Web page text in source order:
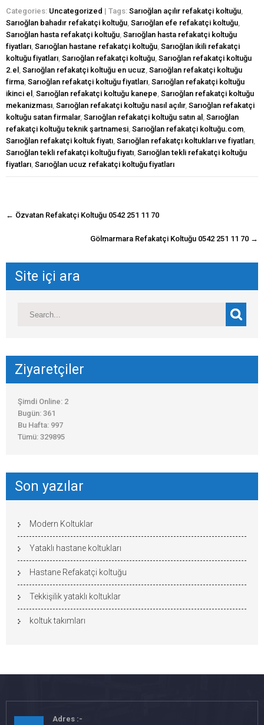
Categories: Uncategorized | Tags: Sarıoğlan açılır refakatçi koltuğu
Sarıoğlan bahadır refakatçi koltuğu Sarıoğlan efe refakatçi koltuğu
Sarıoğlan hasta refakatçi koltuğu Sarıoğlan hasta refakatçi koltuğu
fiyatları Sarıoğlan hastane refakatçi koltuğu Sarıoğlan ikili refakatçi
koltuğu fiyatları Sarıoğlan refakatçi koltuğu Sarıoğlan refakatçi koltuğu
2.el
Sarıoğlan refakatçi koltuğu en ucuz Sarıoğlan refakatçi koltuğu
firma Sarıoğlan refakatçi koltuğu fiyatları Sarıoğlan refakatçi koltuğu
ikinci el
Sarıoğlan refakatçi koltuğu kanepe Sarıoğlan refakatçi koltuğu
mekanizması Sarıoğlan refakatçi koltuğu nasıl açılır, Sarıoğlan refakatçi
koltuğu satan firmalar, Sarıoğlan refakatçi koltuğu satın al Sarıoğlan
refakatçi koltuğu teknik şartnamesi Sarıoğlan refakatçi koltuğu.com
Sarıoğlan refakatçi koltuk fiyatı Sarıoğlan refakatçı koltukları ve fiyatları
Sarıoğlan tekli refakatçi koltuğu fiyatı Sarıoğlan tekli refakatçi koltuğu
fiyatları Sarıoğlan ucuz refakatçi koltuğu fiyatları
navigasyon
gönderisi
← Özvatan Refakatçi Koltuğu 0542 251 11 70
Gölmarmara Refakatçi Koltuğu 0542 251 11 70 →
Site içi ara
Ziyaretçiler
Şimdi Online: 2
Bugün: 361
Bu Hafta: 997
Tümü: 329895
Son yazılar
Modern Koltuklar
Yataklı hastane koltukları
Hastane Refakatçi koltuğu
Tekkişilik yataklı koltuklar
koltuk takımları
Adres